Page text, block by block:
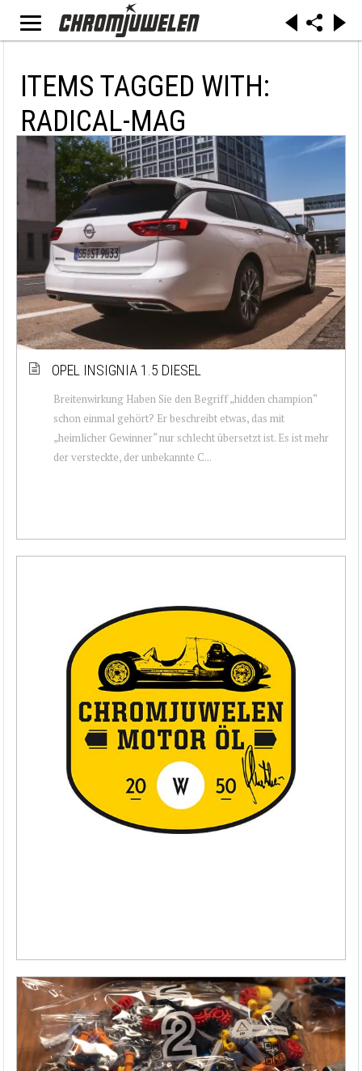
ITEMS TAGGED WITH:
RADICAL-MAG
OPEL INSIGNIA 1.5 DIESEL
Breitenwirkung Haben Sie den Begriff „hidden champion“
schon einmal gehört? Er beschreibt etwas, das mit
„heimlicher Gewinner“ nur schlecht übersetzt ist. Es ist mehr
der versteckte, der unbekannte C...